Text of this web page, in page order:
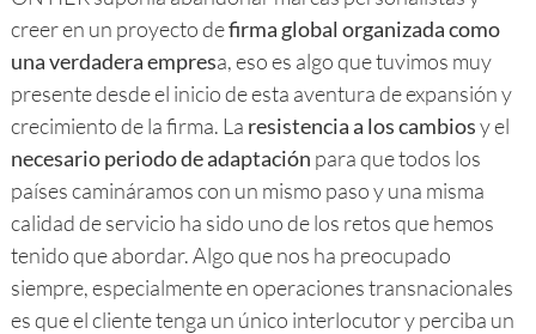
creer en un proyecto defirma global organizada como
una verdadera empresa, eso es algo que tuvimos muy
presente desde el inicio de esta aventura de expansión y
crecimiento de la firma. La resistencia a los cambiosy el
necesario periodo de adaptación para que todos los
países camináramos con un mismo paso y una misma
calidad de servicio ha sido uno de los retos que hemos
tenido que abordar. Algo que nos ha preocupado
siempre, especialmente en operaciones transnacionales
es que el cliente tenga un único interlocutor y perciba un